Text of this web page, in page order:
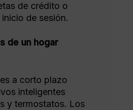
de crédito o
de sesión.
de un hogar
a corto plazo
inteligentes
y termostatos. Los